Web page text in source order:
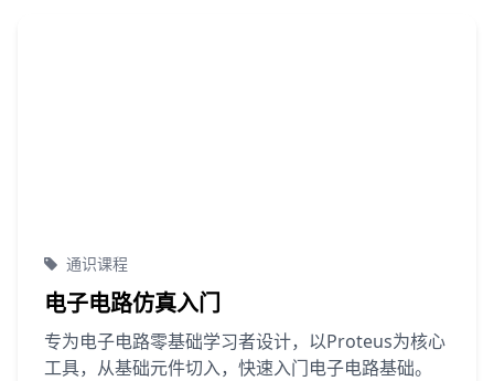
通识课程
电子电路仿真入门
专为电子电路零基础学习者设计，以Proteus为核心
工具，从基础元件切入，快速入门电子电路基础。